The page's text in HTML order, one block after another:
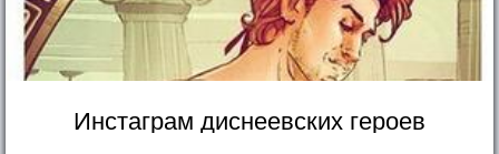
Инстаграм диснеевских героев